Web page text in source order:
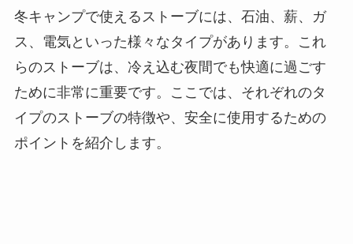
冬キャンプで使えるストーブには、石油、薪、ガ
ス、電気といった様々なタイプがあります。これ
らのストーブは、冷え込む夜間でも快適に過ごす
ために非常に重要です。ここでは、それぞれのタ
イプのストーブの特徴や、安全に使用するための
ポイントを紹介します。